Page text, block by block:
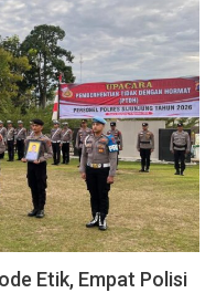
Etik, Empat Polisi